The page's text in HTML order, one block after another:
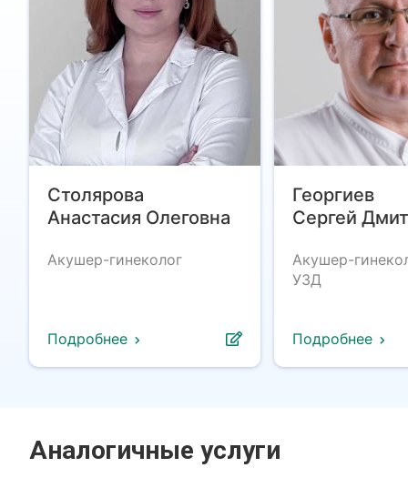
Столярова
Анастасия Олеговна
Акушер-гинеколог
Подробнее
Георгиев
Сергей
Акушер-
УЗД
Подробнее
Аналогичные услуги